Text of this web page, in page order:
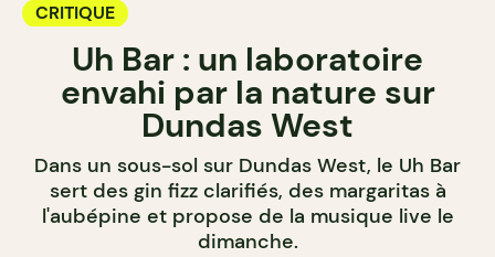
CRITIQUE
Uh Bar : un laboratoire
envahi par la nature sur
Dundas West
Dans un sous-sol sur Dundas West, le Uh Bar
sert des gin fizz clarifiés, des margaritas à
l'aubépine et propose de la musique live le
dimanche.